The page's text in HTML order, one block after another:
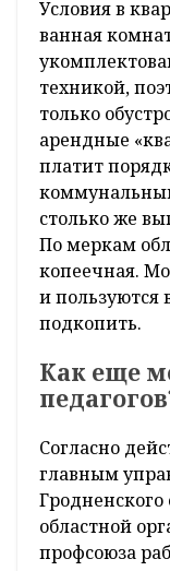
Условия в
ванная
техникой,
только
арендные
платит
столько же
По меркам
копеечная.
и пользуются
подкопить.
Как еще
Согласно
главным
областной
профсоюза